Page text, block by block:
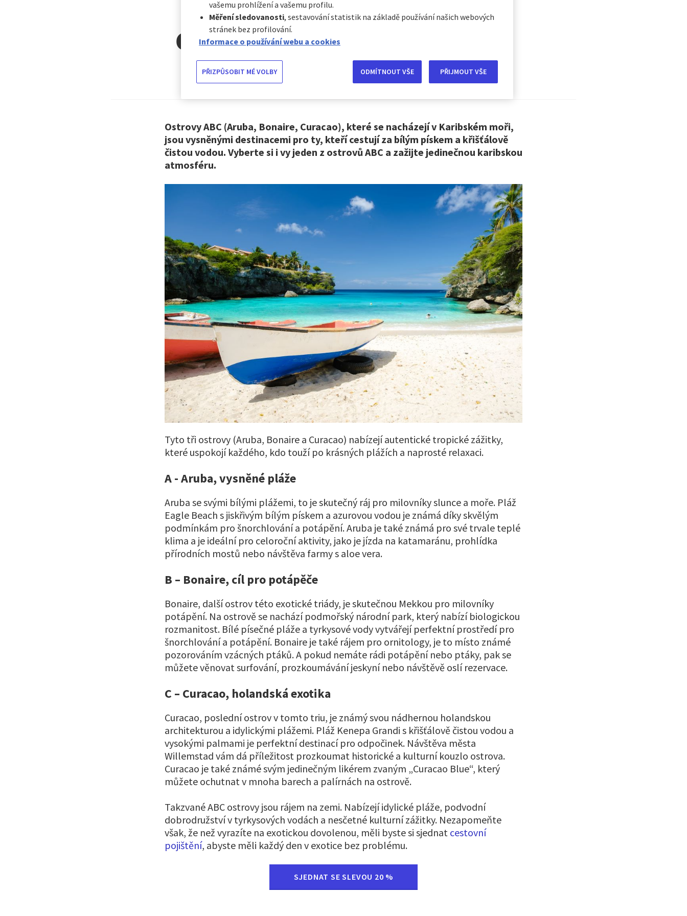
Ostrovy ABC (Aruba, Bonaire,
Curacao): ráj na zemi
Ostrovy ABC (Aruba, Bonaire, Curacao), které se nacházejí v Karibském moři,
jsou vysněnými destinacemi pro ty, kteří cestují za bílým pískem a křišťálově
čistou vodou. Vyberte si i vy jeden z ostrovů ABC a zažijte jedinečnou karibskou
atmosféru.
Tyto tři ostrovy (Aruba, Bonaire a Curacao) nabízejí autentické tropické zážitky,
které uspokojí každého, kdo touží po krásných plážích a naprosté relaxaci.
A - Aruba, vysněné pláže
Aruba se svými bílými plážemi, to je skutečný ráj pro milovníky slunce a moře. Pláž
Eagle Beach s jiskřivým bílým pískem a azurovou vodou je známá díky skvělým
podmínkám pro šnorchlování a potápění. Aruba je také známá pro své trvale teplé
klima a je ideální pro celoroční aktivity, jako je jízda na katamaránu, prohlídka
přírodních mostů nebo návštěva farmy s aloe vera.
B – Bonaire, cíl pro potápěče
Bonaire, další ostrov této exotické triády, je skutečnou Mekkou pro milovníky
potápění. Na ostrově se nachází podmořský národní park, který nabízí biologickou
rozmanitost. Bílé písečné pláže a tyrkysové vody vytvářejí perfektní prostředí pro
šnorchlování a potápění. Bonaire je také rájem pro ornitology, je to místo známé
pozorováním vzácných ptáků. A pokud nemáte rádi potápění nebo ptáky, pak se
můžete věnovat surfování, prozkoumávání jeskyní nebo návštěvě oslí rezervace.
C – Curacao, holandská exotika
Curacao, poslední ostrov v tomto triu, je známý svou nádhernou holandskou
architekturou a idylickými plážemi. Pláž Kenepa Grandi s křišťálově čistou vodou a
vysokými palmami je perfektní destinací pro odpočinek. Návštěva města
Willemstad vám dá příležitost prozkoumat historické a kulturní kouzlo ostrova.
Curacao je také známé svým jedinečným likérem zvaným „Curacao Blue“, který
můžete ochutnat v mnoha barech a palírnách na ostrově.
Takzvané ABC ostrovy jsou rájem na zemi. Nabízejí idylické pláže, podvodní
dobrodružství v tyrkysových vodách a nesčetné kulturní zážitky. Nezapomeňte
však, že než vyrazíte na exotickou dovolenou, měli byste si sjednat cestovní
pojištění, abyste měli každý den v exotice bez problému.
SJEDNAT SE SLEVOU 20 %
vašemu prohlížení a vašemu profilu.
Měření sledovanosti, sestavování statistik na základě používání našich webových
stránek bez profilování.
Informace o používání webu a cookies
PŘIZPŮSOBIT MÉ VOLBY ODMÍTNOUT VŠE PŘIJMOUT VŠE